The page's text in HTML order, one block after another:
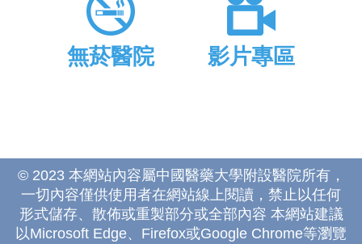
無菸醫院 影片專區
© 2023 本網站內容屬中國醫藥大學附設醫院所有，
一切內容僅供使用者在網站線上閱讀，禁止以任何
形式儲存、散佈或重製部分或全部內容 本網站建議
以Microsoft Edge、Firefox或Google Chrome等瀏覽